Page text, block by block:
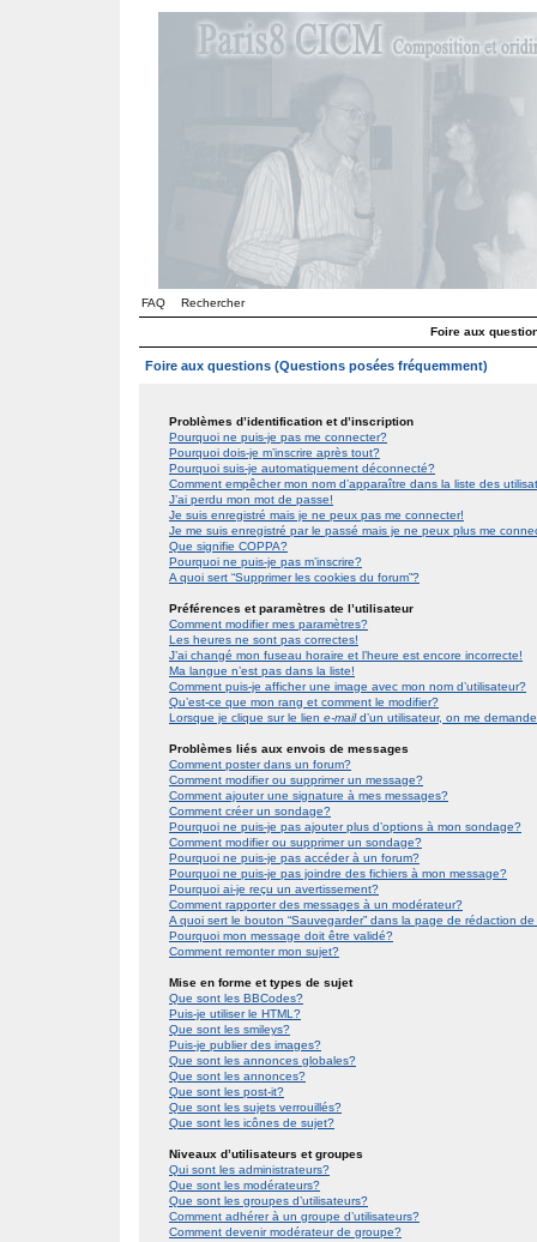
FAQ Rechercher
Foire aux
Foire aux questions (Questions posées fréquemment)
Problèmes d’identification et d’inscription
Pourquoi ne puis-je pas me connecter?
Pourquoi dois-je m’inscrire après tout?
Pourquoi suis-je automatiquement déconnecté?
Comment empêcher mon nom d’apparaître dans la liste des
J’ai perdu mon mot de passe!
Je suis enregistré mais je ne peux pas me connecter!
Je me suis enregistré par le passé mais je ne peux plus me
Que signifie COPPA?
Pourquoi ne puis-je pas m’inscrire?
A quoi sert “Supprimer les cookies du forum”?
Préférences et paramètres de l’utilisateur
Comment modifier mes paramètres?
Les heures ne sont pas correctes!
J’ai changé mon fuseau horaire et l’heure est encore incorrecte!
Ma langue n’est pas dans la liste!
Comment puis-je afficher une image avec mon nom d’utilisateur?
Qu’est-ce que mon rang et comment le modifier?
Lorsque je clique sur le lien e-maild’un utilisateur, on me
Problèmes liés aux envois de messages
Comment poster dans un forum?
Comment modifier ou supprimer un message?
Comment ajouter une signature à mes messages?
Comment créer un sondage?
Pourquoi ne puis-je pas ajouter plus d’options à mon sondage?
Comment modifier ou supprimer un sondage?
Pourquoi ne puis-je pas accéder à un forum?
Pourquoi ne puis-je pas joindre des fichiers à mon message?
Pourquoi ai-je reçu un avertissement?
Comment rapporter des messages à un modérateur?
A quoi sert le bouton “Sauvegarder” dans la page de rédaction
Pourquoi mon message doit être validé?
Comment remonter mon sujet?
Mise en forme et types de sujet
Que sont les BBCodes?
Puis-je utiliser le HTML?
Que sont les smileys?
Puis-je publier des images?
Que sont les annonces globales?
Que sont les annonces?
Que sont les post-it?
Que sont les sujets verrouillés?
Que sont les icônes de sujet?
Niveaux d’utilisateurs et groupes
Qui sont les administrateurs?
Que sont les modérateurs?
Que sont les groupes d’utilisateurs?
Comment adhérer à un groupe d’utilisateurs?
Comment devenir modérateur de groupe?